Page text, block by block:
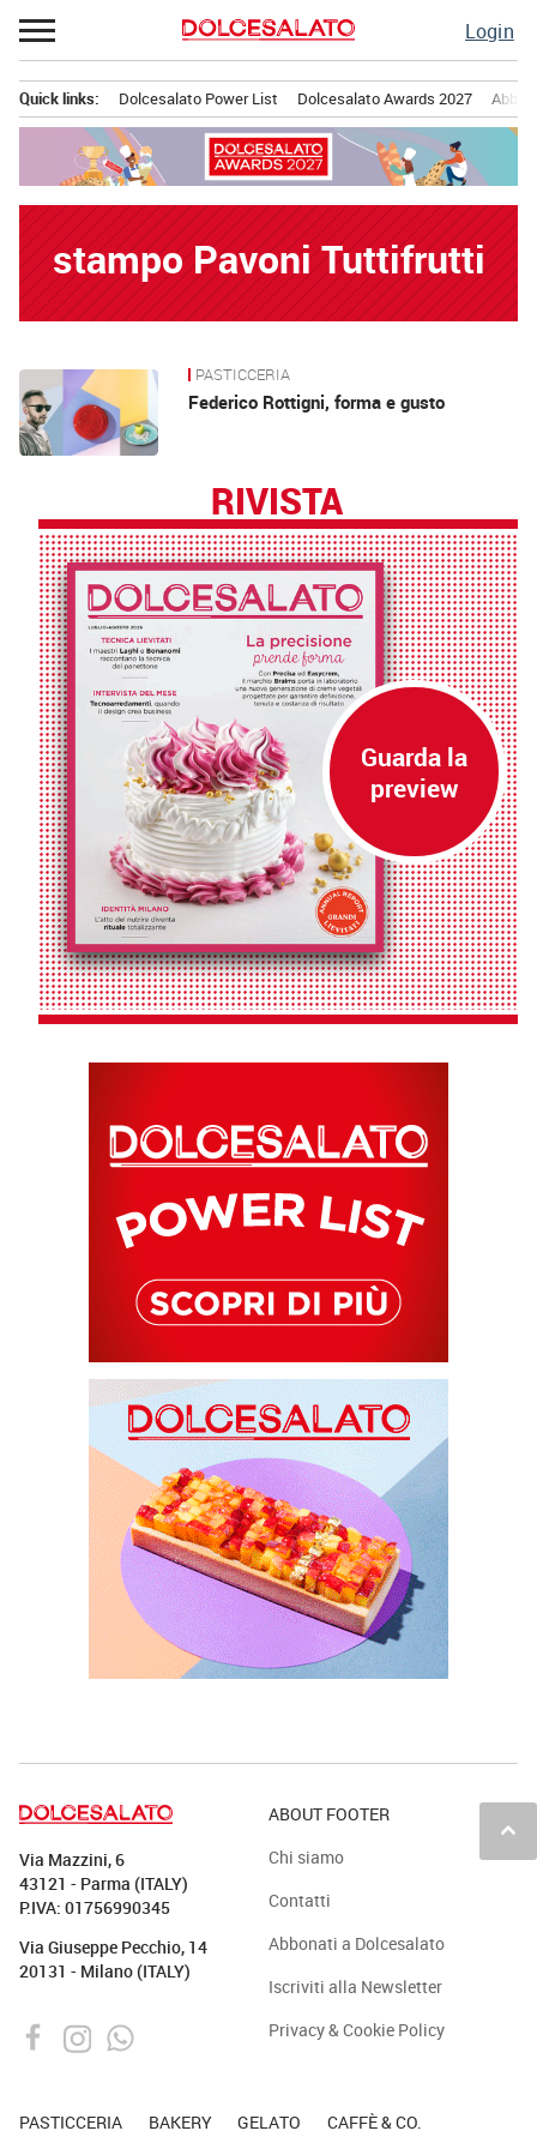
Passa
al
Login
principale
Quick links: Dolcesalato Power List Dolcesalato Awards 2027
stampo Pavoni Tuttifrutti
News PASTICCERIA
Federico Rottigni, forma e gusto
RIVISTA
keyboard_arrow_up
Via Mazzini, 6
43121 - Parma (ITALY)
P.IVA: 01756990345
Via Giuseppe Pecchio, 14
20131 - Milano (ITALY)
ABOUT FOOTER
Chi siamo
Contatti
Abbonati a Dolcesalato
Iscriviti alla Newsletter
Privacy & Cookie Policy
PASTICCERIA BAKERY GELATO CAFFÈ & CO.